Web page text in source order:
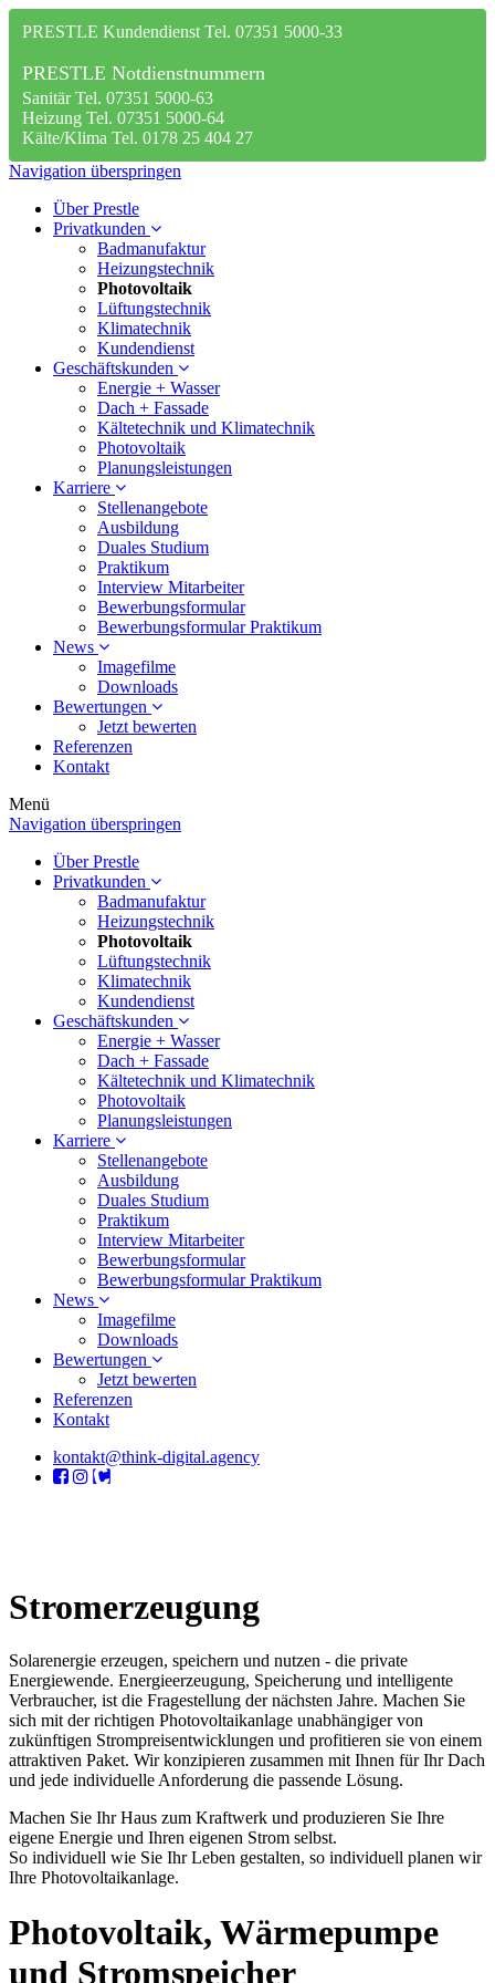
PRESTLE Kundendienst Tel. 07351 5000-33
PRESTLE Notdienstnummern
Sanitär Tel. 07351 5000-63
Heizung Tel. 07351 5000-64
Kälte/Klima Tel. 0178 25 404 27
Navigation überspringen
Über Prestle
Privatkunden
Badmanufaktur
Heizungstechnik
Photovoltaik
Lüftungstechnik
Klimatechnik
Kundendienst
Geschäftskunden
Energie + Wasser
Dach + Fassade
Kältetechnik und Klimatechnik
Photovoltaik
Planungsleistungen
Karriere
Stellenangebote
Ausbildung
Duales Studium
Praktikum
Interview Mitarbeiter
Bewerbungsformular
Bewerbungsformular Praktikum
News
Imagefilme
Downloads
Bewertungen
Jetzt bewerten
Referenzen
Kontakt
Menü
Navigation überspringen
Über Prestle
Privatkunden
Badmanufaktur
Heizungstechnik
Photovoltaik
Lüftungstechnik
Klimatechnik
Kundendienst
Geschäftskunden
Energie + Wasser
Dach + Fassade
Kältetechnik und Klimatechnik
Photovoltaik
Planungsleistungen
Karriere
Stellenangebote
Ausbildung
Duales Studium
Praktikum
Interview Mitarbeiter
Bewerbungsformular
Bewerbungsformular Praktikum
News
Imagefilme
Downloads
Bewertungen
Jetzt bewerten
Referenzen
Kontakt
kontakt@think-digital.agency
Stromerzeugung
Solarenergie erzeugen, speichern und nutzen - die private
Energiewende. Energieerzeugung, Speicherung und intelligente
Verbraucher, ist die Fragestellung der nächsten Jahre. Machen Sie
sich mit der richtigen Photovoltaikanlage unabhängiger von
zukünftigen Strompreisentwicklungen und profitieren sie von einem
attraktiven Paket. Wir konzipieren zusammen mit Ihnen für Ihr Dach
und jede individuelle Anforderung die passende Lösung.
Machen Sie Ihr Haus zum Kraftwerk und produzieren Sie Ihre
eigene Energie und Ihren eigenen Strom selbst.
So individuell wie Sie Ihr Leben gestalten, so individuell planen wir
Ihre Photovoltaikanlage.
Photovoltaik, Wärmepumpe
und Stromspeicher